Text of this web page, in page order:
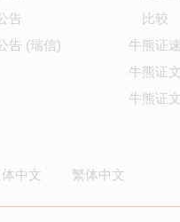
告
告 (瑞信)
比较
牛熊证
牛熊证
牛熊证
中文 繁体中文